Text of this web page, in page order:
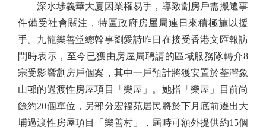
深水埗義華大廈因業權易手，導致劏房戶需搬遷事
件備受社會關注，特區政府房屋局連日來積極施以援
手。九龍樂善堂總幹事劉愛詩昨日在接受香港文匯報訪
問時表示，至今已獲由房屋局聘請的區域服務隊轉介8
宗受影響劏房戶個案，其中一戶預計將獲安置於荃灣象
山邨的過渡性房屋項目「樂屋」。她指「樂屋」目前尚
餘約20個單位，另部分宏福苑居民將於下月底前遷出大
埔過渡性房屋項目「樂善村」，屆時可額外提供約15個